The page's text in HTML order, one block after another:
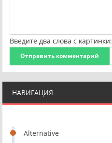
НАВИГАЦИЯ
Alternative
Введите два слова с картинки:
Отправить комментарий